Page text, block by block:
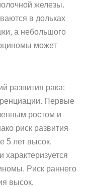
железы.
в дольках
а небольшого
может
развития рака:
Первые
ростом и
риск развития
5 лет высок.
Риск раннего
высок.